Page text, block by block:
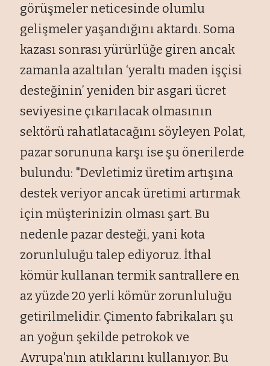
görüşmeler neticesinde olumlu
gelişmeler yaşandığını aktardı. Soma
kazası sonrası yürürlüğe giren ancak
zamanla azaltılan ‘yeraltı maden işçisi
desteğinin’ yeniden bir asgari ücret
seviyesine çıkarılacak olmasının
sektörü rahatlatacağını söyleyen Polat,
pazar sorununa karşı ise şu önerilerde
bulundu: "Devletimiz üretim artışına
destek veriyor ancak üretimi artırmak
için müşterinizin olması şart. Bu
nedenle pazar desteği, yani kota
zorunluluğu talep ediyoruz. İthal
kömür kullanan termik santrallere en
az yüzde 20 yerli kömür zorunluluğu
getirilmelidir. Çimento fabrikaları şu
an yoğun şekilde petrokok ve
Avrupa'nın atıklarını kullanıyor. Bu